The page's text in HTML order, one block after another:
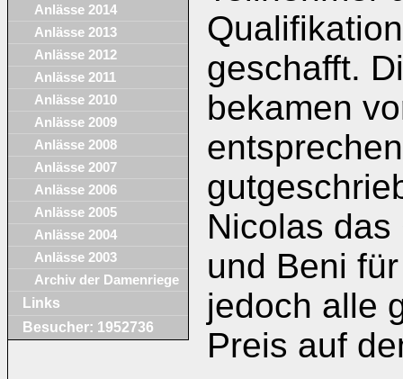
Anlässe 2014
Anlässe 2013
Anlässe 2012
Anlässe 2011
Anlässe 2010
Anlässe 2009
Anlässe 2008
Anlässe 2007
Anlässe 2006
Anlässe 2005
Anlässe 2004
Anlässe 2003
Archiv der Damenriege
Links
Besucher: 1952736
geschafft.
bekamen
Nicolas
und Beni
jedoch alle
Preis auf